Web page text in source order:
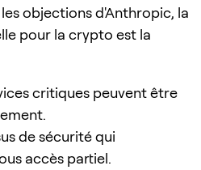
objections d'Anthropic, la
pour la crypto est la
critiques peuvent être
de sécurité qui
accès partiel.